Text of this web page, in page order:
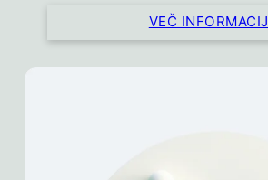
VEČ INFORMACIJ